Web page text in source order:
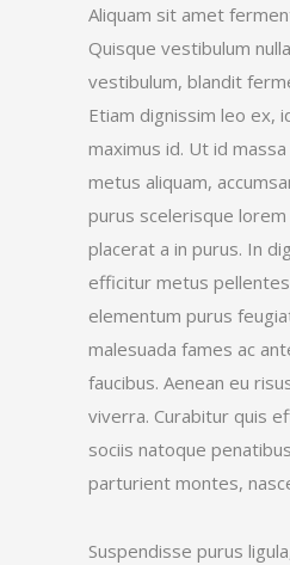
Aliquam sit amet
Quisque vestibulum
vestibulum, blandit
Etiam dignissim leo ex,
maximus id. Ut id
metus aliquam,
purus scelerisque
placerat a in purus. In
efficitur metus
elementum purus
malesuada fames ac
faucibus. Aenean eu
viverra. Curabitur quis
sociis natoque
parturient montes,
Suspendisse purus